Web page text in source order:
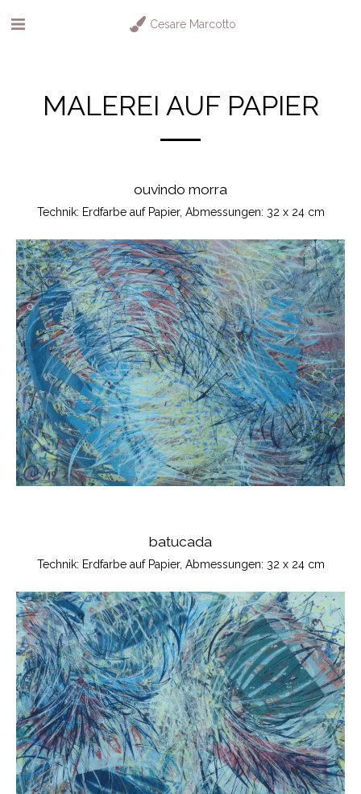
Cesare Marcotto
MALEREI AUF PAPIER
ouvindo morra
Technik: Erdfarbe auf Papier, Abmessungen: 32 x 24 cm
batucada
Technik: Erdfarbe auf Papier, Abmessungen: 32 x 24 cm